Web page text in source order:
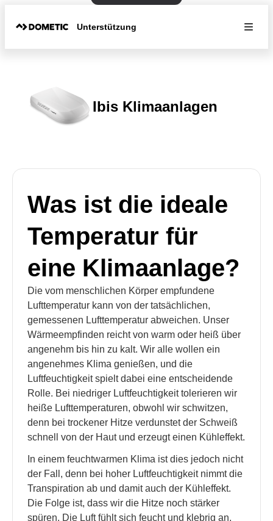
Unterstützung
Ibis Klimaanlagen
Was ist die ideale
Temperatur für
eine Klimaanlage?
Die vom menschlichen Körper empfundene
Lufttemperatur kann von der tatsächlichen,
gemessenen Lufttemperatur abweichen. Unser
Wärmeempfinden reicht von warm oder heiß über
angenehm bis hin zu kalt. Wir alle wollen ein
angenehmes Klima genießen, und die
Luftfeuchtigkeit spielt dabei eine entscheidende
Rolle. Bei niedriger Luftfeuchtigkeit tolerieren wir
heiße Lufttemperaturen, obwohl wir schwitzen,
denn bei trockener Hitze verdunstet der Schweiß
schnell von der Haut und erzeugt einen Kühleffekt.
In einem feuchtwarmen Klima ist dies jedoch nicht
der Fall, denn bei hoher Luftfeuchtigkeit nimmt die
Transpiration ab und damit auch der Kühleffekt.
Die Folge ist, dass wir die Hitze noch stärker
spüren. Die Luft fühlt sich feucht und klebrig an,